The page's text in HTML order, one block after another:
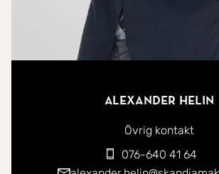
Alexander Helin
Övrig kontakt
076-640 41 64